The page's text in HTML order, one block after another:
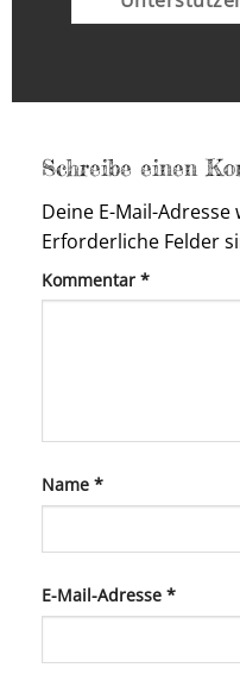
Schreibe einen
Deine E-Mail-
Erforderliche Felder
Kommentar *
Name *
E-Mail-Adresse *